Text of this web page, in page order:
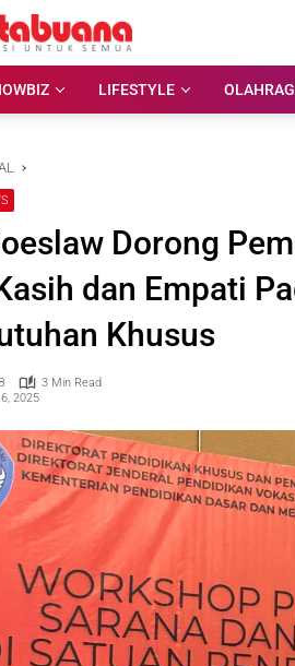
LIFESTYLE
Dorong
dan Empati
Khusus
3 Min Read
2025